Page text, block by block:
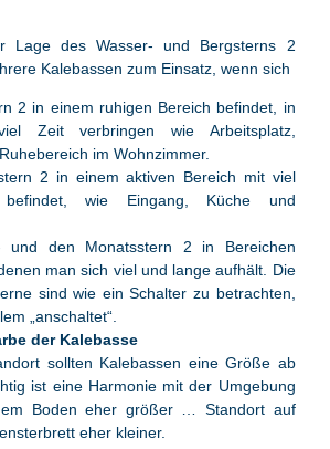
Lage des Wasser- und Bergsterns 2
Kalebassen zum Einsatz, wenn sich
2 in einem ruhigen Bereich befindet, in
Zeit verbringen wie Arbeitsplatz,
im Wohnzimmer.
2 in einem aktiven Bereich mit viel
befindet, wie Eingang, Küche und
und den Monatsstern 2 in Bereichen
man sich viel und lange aufhält. Die
sind wie ein Schalter zu betrachten,
„anschaltet“.
der Kalebasse
sollten Kalebassen eine Größe ab
ist eine Harmonie mit der Umgebung
Boden eher größer … Standort auf
eher kleiner.